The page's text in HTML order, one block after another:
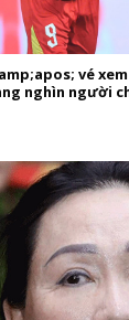
vé
nghìn người